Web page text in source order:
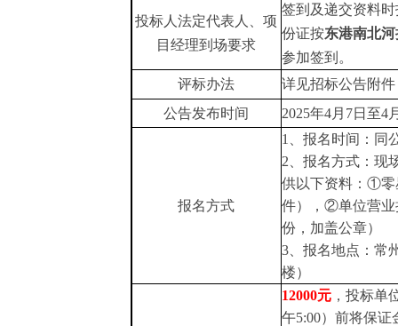
投标人法定代表人、项
目经理到场要求
签到及递交资料
份证按东港南北
参加签到 。
评标办法
详见招标公告附件
公告发布时间
2025年4月 7日至4
报名方式
1、报名时间：同
2、报名方式：现
供以下资料： ①零
件），②单位营业
份，加盖公章）
3、报名地点：常
楼）
12000元，投标单
午5:00） 前将保证